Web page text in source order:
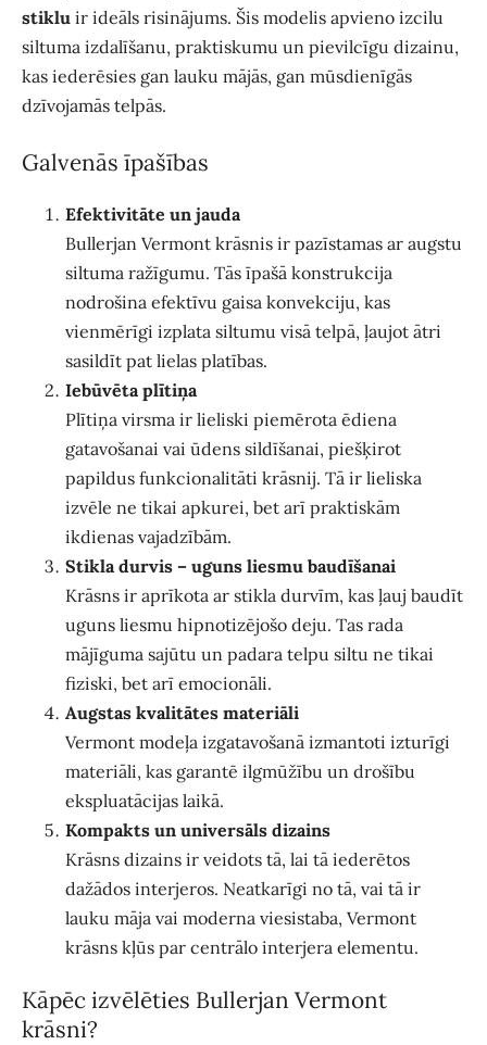
stiklu ir ideāls risinājums. Šis modelis apvieno izcilu
siltuma izdalīšanu, praktiskumu un pievilcīgu dizainu,
kas iederēsies gan lauku mājās, gan mūsdienīgās
dzīvojamās telpās.
Galvenās īpašības
Efektivitāte un jauda
Bullerjan Vermont krāsnis ir pazīstamas ar augstu
siltuma ražīgumu. Tās īpašā konstrukcija
nodrošina efektīvu gaisa konvekciju, kas
vienmērīgi izplata siltumu visā telpā, ļaujot ātri
sasildīt pat lielas platības.
Iebūvēta plītiņa
Plītiņa virsma ir lieliski piemērota ēdiena
gatavošanai vai ūdens sildīšanai, piešķirot
papildus funkcionalitāti krāsnij. Tā ir lieliska
izvēle ne tikai apkurei, bet arī praktiskām
ikdienas vajadzībām.
Stikla durvis – uguns liesmu baudīšanai
Krāsns ir aprīkota ar stikla durvīm, kas ļauj baudīt
uguns liesmu hipnotizējošo deju. Tas rada
mājīguma sajūtu un padara telpu siltu ne tikai
fiziski, bet arī emocionāli.
Augstas kvalitātes materiāli
Vermont modeļa izgatavošanā izmantoti izturīgi
materiāli, kas garantē ilgmūžību un drošību
ekspluatācijas laikā.
Kompakts un universāls dizains
Krāsns dizains ir veidots tā, lai tā iederētos
dažādos interjeros. Neatkarīgi no tā, vai tā ir
lauku māja vai moderna viesistaba, Vermont
krāsns kļūs par centrālo interjera elementu.
Kāpēc izvēlēties Bullerjan Vermont
krāsni?